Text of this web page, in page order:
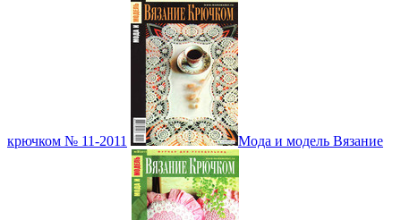
крючком № 11-2011 Мода и модель Вязание